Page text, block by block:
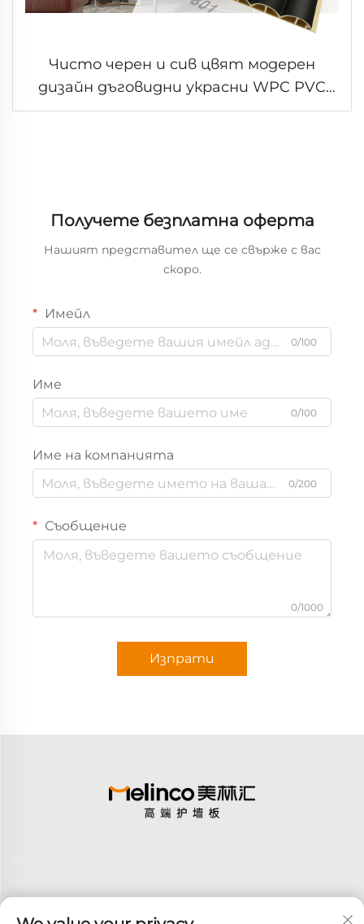
Чисто черен и сив цвят модерен
дизайн дъговидни украсни WPC PVC
панели за вътрешно стенно
Получете безплатна оферта
Нашият представител ще се свърже с вас
скоро.
Имейл
0/100
Име
0/100
Име на компанията
0/200
Съобщение
0/1000
Изпрати